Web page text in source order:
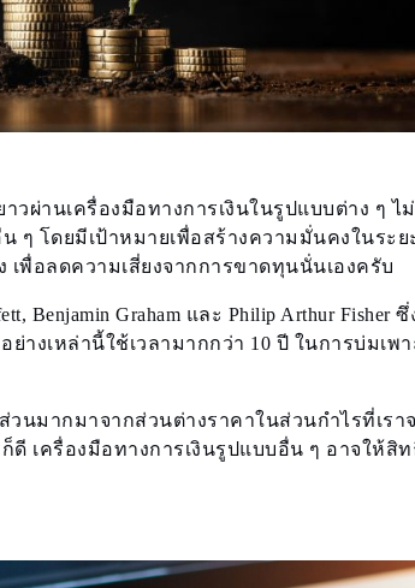
วผ่านเครื่องมือทางการเงินในรูปแบบต่าง ๆ ไ
โดยมีเป้าหมายเพื่อสร้างความมั่นคงในระย
เพื่อลดความเสี่ยงจากการขาดทุนนั่นเองครับ
Benjamin Graham และ Philip Arthur
งเหล่านี้ใช้เวลามากกว่า 10 ปี ในการบ่มเพ
นมากมาจากส่วนต่างราคาในส่วนกำไรที่เราจ
ดี เครื่องมือทางการเงินรูปแบบอื่น ๆ อาจให้สิ